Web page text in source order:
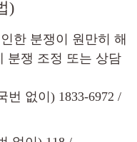
)
한 분쟁이 원만히 해
분쟁 조정 또는 상담
번 없이) 1833-6972 /